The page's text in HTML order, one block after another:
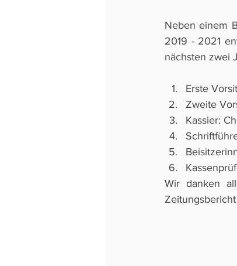
Neben einem
2019 - 2021
nächsten zwei
Erste
Zweite
Kassier:
Wir danken